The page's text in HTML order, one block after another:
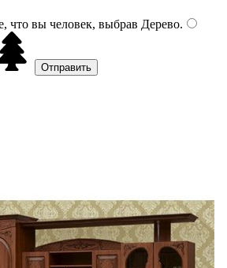
что вы человек, выбрав Дерево.